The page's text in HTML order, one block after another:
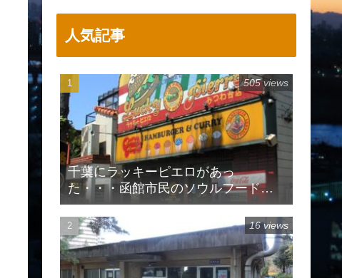
人気記事
千葉にラッキーピエロがあっ
た・・・函館市民のソウルフードで
有名
505 views
16 views